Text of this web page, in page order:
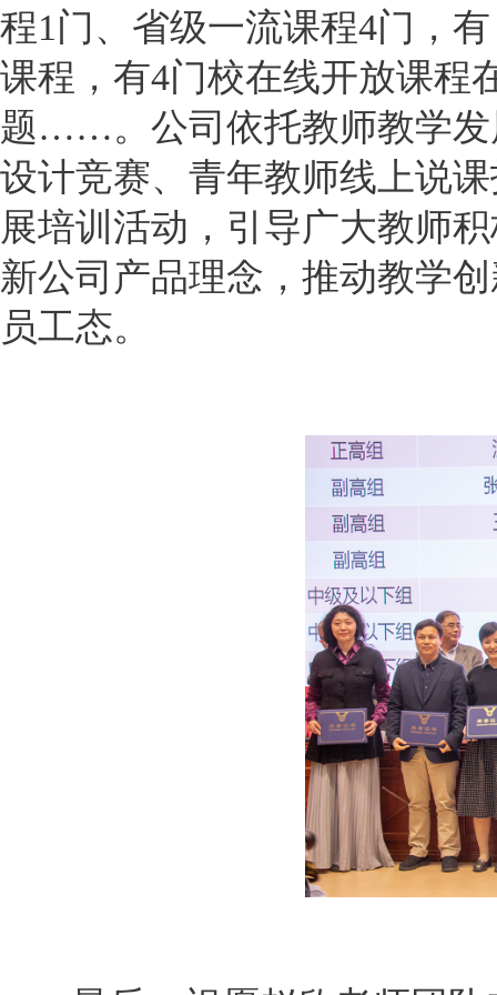
程1门、省级一流课程4门，
课程，有4门校在线开放课程
题……。公司依托教师教学发
设计竞赛、青年教师线上说
展培训活动，引导广大教师
新公司产品理念，推动教学
员工态。